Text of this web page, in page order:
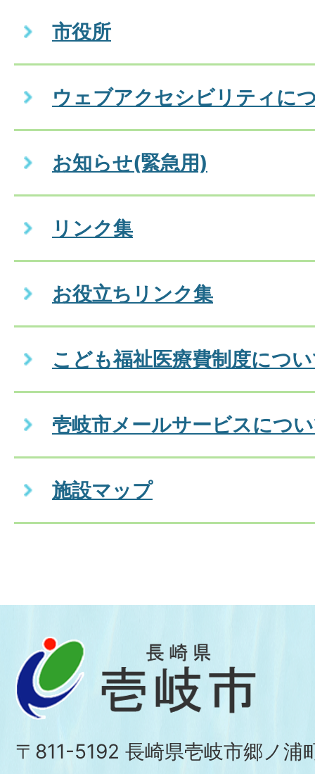
市役所
ウェブアクセシビリティに
お知らせ(緊急用)
リンク集
お役立ちリンク集
こども福祉医療費制度につ
壱岐市メールサービスにつ
施設マップ
〒811-5192 長崎県壱岐市郷ノ浦